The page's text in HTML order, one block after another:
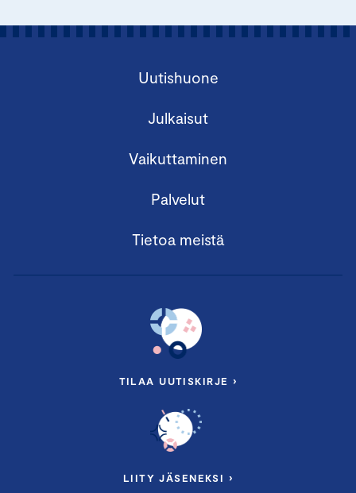
Uutishuone
Julkaisut
Vaikuttaminen
Palvelut
Tietoa meistä
TILAA UUTISKIRJE ›
LIITY JÄSENEKSI ›